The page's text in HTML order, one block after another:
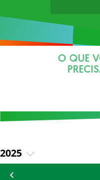
O QUE
2025
2026